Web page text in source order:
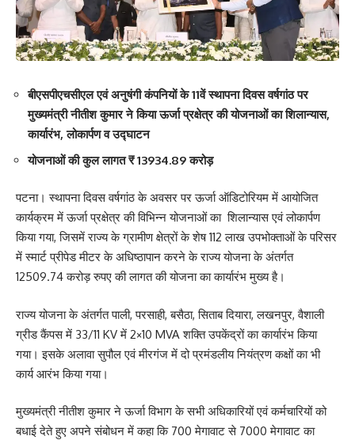
बीएसपीएचसीएल एवं अनुषंगी कंपनियों के 11वें स्थापना दिवस वर्षगांठ पर
मुख्यमंत्री नीतीश कुमार ने किया ऊर्जा प्रक्षेत्र की योजनाओं का शिलान्यास,
कार्यारंभ, लोकार्पण व उद्घाटन
योजनाओं की कुल लागत ₹ 13934.89 करोड़
पटना। स्थापना दिवस वर्षगांठ के अवसर पर ऊर्जा ऑडिटोरियम में आयोजित
कार्यक्रम में ऊर्जा प्रक्षेत्र की विभिन्न योजनाओं का शिलान्यास एवं लोकार्पण
किया गया, जिसमें राज्य के ग्रामीण क्षेत्रों के शेष 112 लाख उपभोक्ताओं के परिसर
में स्मार्ट प्रीपेड मीटर के अधिष्ठापान करने के राज्य योजना के अंतर्गत
12509.74 करोड़ रुपए की लागत की योजना का कार्यारंभ मुख्य है।
राज्य योजना के अंतर्गत पाली, परसाही, बसैठा, सिताब दियारा, लखनपुर, वैशाली
ग्रीड कैंपस में 33/11 KV में 2×10 MVA शक्ति उपकेंद्रों का कार्यारंभ किया
गया। इसके अलावा सुपौल एवं मीरगंज में दो प्रमंडलीय नियंत्रण कक्षों का भी
कार्य आरंभ किया गया।
मुख्यमंत्री नीतीश कुमार ने ऊर्जा विभाग के सभी अधिकारियों एवं कर्मचारियों को
बधाई देते हुए अपने संबोधन में कहा कि 700 मेगावाट से 7000 मेगावाट का